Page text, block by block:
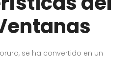
se ha convertido en un